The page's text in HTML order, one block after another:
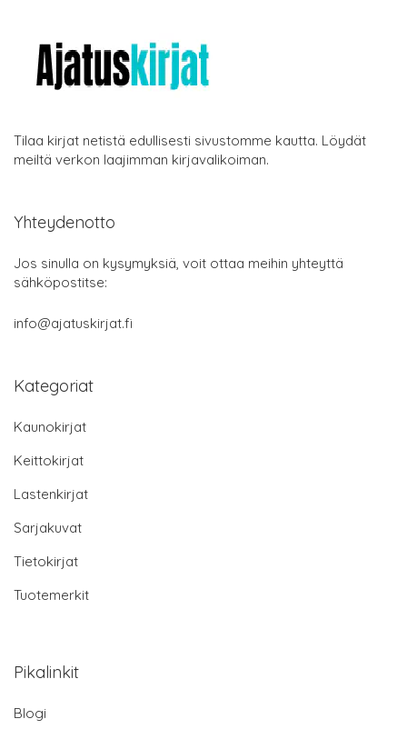
Tilaa kirjat netistä edullisesti sivustomme kautta. Löydät
meiltä verkon laajimman kirjavalikoiman.
Yhteydenotto
Jos sinulla on kysymyksiä, voit ottaa meihin yhteyttä
sähköpostitse:
info@ajatuskirjat.fi
Kategoriat
Kaunokirjat
Keittokirjat
Lastenkirjat
Sarjakuvat
Tietokirjat
Tuotemerkit
Pikalinkit
Blogi